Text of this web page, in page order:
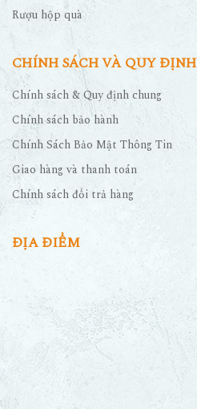
Rượu hộp quà
CHÍNH SÁCH VÀ QUY ĐỊNH
Chính sách & Quy định chung
Chính sách bảo hành
Chính Sách Bảo Mật Thông Tin
Giao hàng và thanh toán
Chính sách đổi trả hàng
ĐỊA ĐIỂM